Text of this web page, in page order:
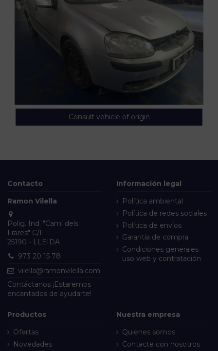
Consult vehicle of origin
Contacto
Ramon Vilella
Políg. Ind. "Camí dels
Frares" C/F
25190 - LLEIDA
973 20 15 78
vilella@ramonvilella.com
Contáctanos ¡Estaremos
encantados de ayudarte!
Información legal
Política ambiental
Política de redes sociales
Política de envíos
Garantía de compra
Condiciones generales
uso web y contratación
Productos
Ofertas
Novedades
Nuestra empresa
Quienes somos
Contacte con nosotros